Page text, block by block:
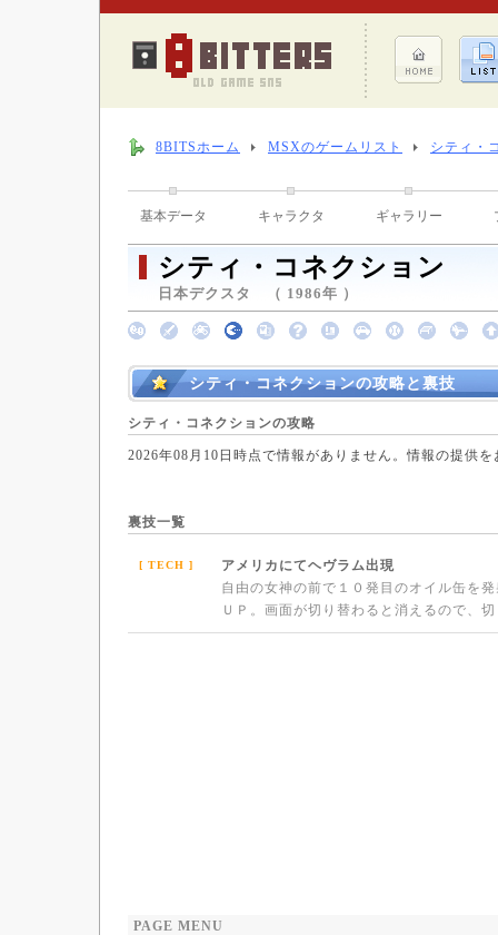
8BITSホーム MSXのゲームリスト シティ・
基本データ キャラクタ ギャラリー
シティ・コネクション
日本デクスタ （ 1986年 ）
シティ・コネクションの攻略と裏技
シティ・コネクションの攻略
2026年08月10日時点で情報がありません。情報の提供
裏技一覧
[ TECH ]
アメリカにてヘヴラム出現
自由の女神の前で１０発目のオイル缶を
ＵＰ。画面が切り替わると消えるので、
PAGE MENU